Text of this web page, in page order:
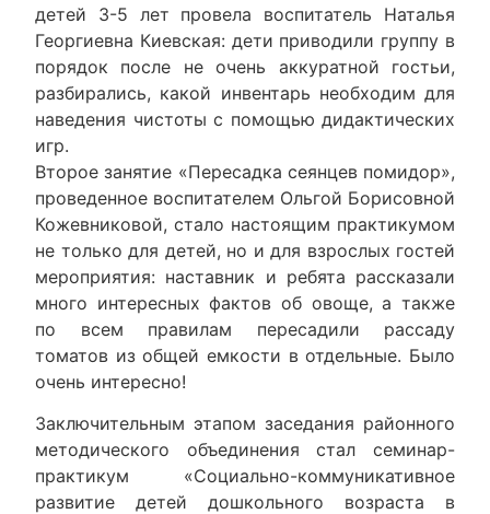
детей 3-5 лет провела воспитатель Наталья
Георгиевна Киевская: дети приводили группу в
порядок после не очень аккуратной гостьи,
разбирались, какой инвентарь необходим для
наведения чистоты с помощью дидактических
игр.
Второе занятие «Пересадка сеянцев помидор»,
проведенное воспитателем Ольгой Борисовной
Кожевниковой, стало настоящим практикумом
не только для детей, но и для взрослых гостей
мероприятия: наставник и ребята рассказали
много интересных фактов об овоще, а также
по всем правилам пересадили рассаду
томатов из общей емкости в отдельные. Было
очень интересно!
Заключительным этапом заседания районного
методического объединения стал семинар-
практикум «Социально-коммуникативное
развитие детей дошкольного возраста в